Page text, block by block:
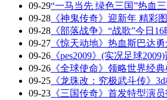
09-29“一马当先 绿色三国”热血
09-28 《神鬼传奇》迎新年 精彩
09-28 《部落战争》“战歌”今日
09-27 《惊天动地》热血斯巴达
09-26 《pes2009》(实况足球
09-26 《全球使命》领略世界经
09-25 《龙珠改：究极武斗传》
09-23 《三国传奇》首发特型演